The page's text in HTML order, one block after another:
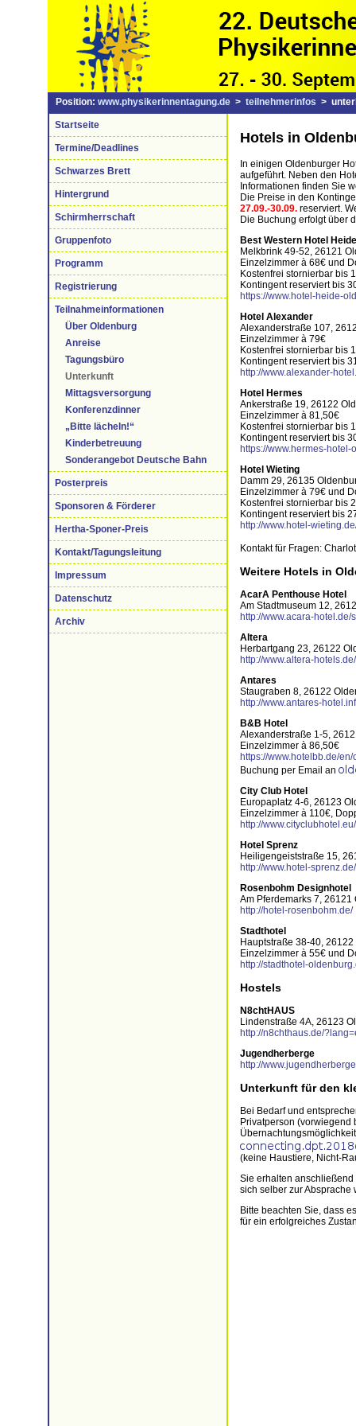
Position: www.physikerinnentagung.de > teilnehmerinfos >
Startseite
Termine/Deadlines
Schwarzes Brett
Hintergrund
Schirmherrschaft
Gruppenfoto
Programm
Registrierung
Teilnahmeinformationen
Über Oldenburg
Anreise
Tagungsbüro
Unterkunft
Mittagsversorgung
Konferenzdinner
„Bitte lächeln!“
Kinderbetreuung
Sonderangebot Deutsche Bahn
Posterpreis
Sponsoren & Förderer
Hertha-Sponer-Preis
Kontakt/Tagungsleitung
Impressum
Datenschutz
Archiv
Hotels in
In einigen Oldenburger
aufgeführt. Neben den
Informationen finden Sie
Die Preise in den
27.09.-30.09. reserviert.
Die Buchung erfolgt über
Best Western Hotel Heide
Melkbrink 49-52, 26121
Einzelzimmer à 68€ und
Kostenfrei stornierbar bis
Kontingent reserviert bis
https://www.hotel-heide-
Hotel Alexander
Alexanderstraße 107,
Einzelzimmer à 79€
Kostenfrei stornierbar bis
Kontingent reserviert bis
http://www.alexander-
Hotel Hermes
Ankerstraße 19, 26122
Einzelzimmer à 81,50€
Kostenfrei stornierbar bis
Kontingent reserviert bis
https://www.hermes-hotel-
Hotel Wieting
Damm 29, 26135
Einzelzimmer à 79€ und
Kostenfrei stornierbar bis
Kontingent reserviert bis
http://www.hotel-
Kontakt für Fragen:
Weitere Hotels in
AcarA Penthouse Hotel
Am Stadtmuseum 12,
http://www.acara-hotel.de/
Altera
Herbartgang 23, 26122
http://www.altera-hotels.de/
Antares
Staugraben 8, 26122
http://www.antares-
B&B Hotel
Alexanderstraße 1-5,
Einzelzimmer à 86,50€
https://www.hotelbb.de/
Buchung per Email an
City Club Hotel
Europaplatz 4-6, 26123
Einzelzimmer à 110€,
http://
Hotel Sprenz
Heiligengeiststraße 15,
http://www.hotel-
Rosenbohm Designhotel
Am Pferdemarks 7, 26121
http://hotel-rosenbohm.de/
Stadthotel
Hauptstraße 38-40,
Einzelzimmer à 55€ und
http://stadthotel-
Hostels
N8chtHAUS
Lindenstraße 4A, 26123
http://n8chthaus.de/
Jugendherberge
http://
Unterkunft für den
Bei Bedarf und
Privatperson (vorwiegend
(keine Haustiere, Nicht-
Sie erhalten
sich selber zur Absprache
Bitte beachten Sie, dass
für ein erfolgreiches